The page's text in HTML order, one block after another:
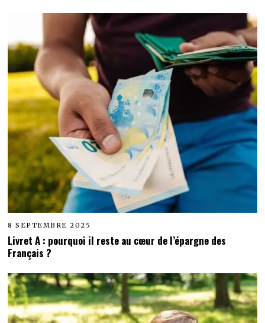
8 SEPTEMBRE 2025
Livret A : pourquoi il reste au cœur de l’épargne des
Français ?